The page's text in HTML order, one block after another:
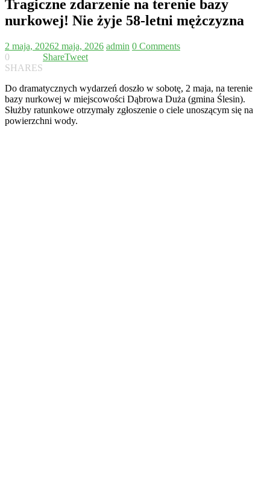
Tragiczne zdarzenie na terenie bazy
nurkowej! Nie żyje 58-letni mężczyzna
2 maja, 20262 maja, 2026 admin 0 Comments
0
SHARES
ShareTweet
Do dramatycznych wydarzeń doszło w sobotę, 2 maja, na terenie
bazy nurkowej w miejscowości Dąbrowa Duża (gmina Ślesin).
Służby ratunkowe otrzymały zgłoszenie o ciele unoszącym się na
powierzchni wody.